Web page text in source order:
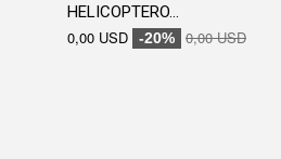
HELICOPTERO...
0,00 USD -20% 0,00 USD